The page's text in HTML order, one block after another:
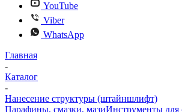
YouTube
Viber
WhatsApp
Главная
-
Каталог
-
Нанесение структуры (штайншлифт)
Парафины, смазки, мазиИнструменты для